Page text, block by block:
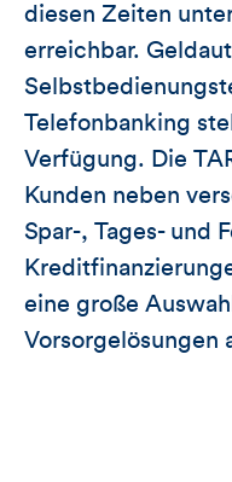
diesen Zeiten
erreichbar.
Telefonbanking
Verfügung. Die
Kunden neben
Spar-, Tages- und
eine große
Vorsorgelösungen